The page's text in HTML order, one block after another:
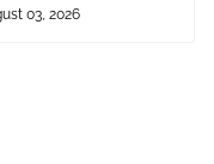
03, 2026